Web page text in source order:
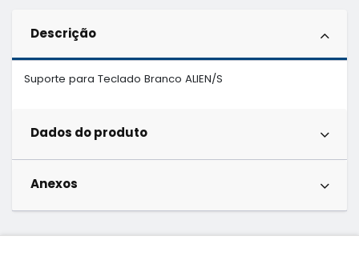
Descrição
Suporte para Teclado Branco ALIEN/S
Dados do produto
Anexos